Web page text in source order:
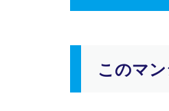
このマ